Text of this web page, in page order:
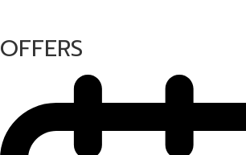
OFFERS